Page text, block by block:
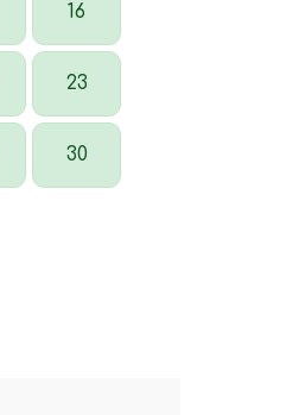
16
23
30